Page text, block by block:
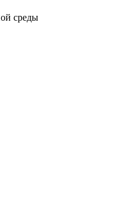
среды